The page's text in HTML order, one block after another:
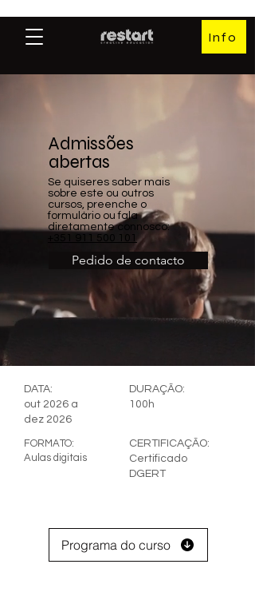
Info
Admissões
abertas
Se quiseres saber mais
sobre este ou outros
cursos, preenche o
formulário ou fala
diretamente connosco:
+351 911 500 101
Pedido de contacto
DATA:
out 2026 a
dez 2026
FORMATO:
Aulas digitais
DURAÇÃO:
100h
CERTIFICAÇÃO:
Certificado
DGERT
Programa do curso